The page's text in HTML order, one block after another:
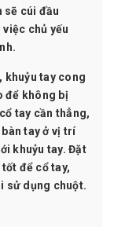
sẽ cúi đầu
chủ yếu
khuỷu tay cong
để không bị
tay cần thẳng,
tay ở vị trí
khuỷu tay. Đặt
để cổ tay,
sử dụng chuột.